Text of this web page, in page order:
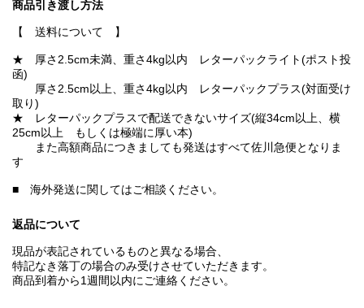
商品引き渡し方法
【 送料について 】
★ 厚さ2.5cm未満、重さ4kg以内 レターパックライト(ポスト投
函)
厚さ2.5cm以上、重さ4kg以内 レターパックプラス(対面受け
取り)
★ レターパックプラスで配送できないサイズ(縦34cm以上、横
25cm以上 もしくは極端に厚い本)
また高額商品につきましても発送はすべて佐川急便となりま
す
■ 海外発送に関してはご相談ください。
返品について
現品が表記されているものと異なる場合、
特記なき落丁の場合のみ受けさせていただきます。
商品到着から1週間以内にご連絡ください。